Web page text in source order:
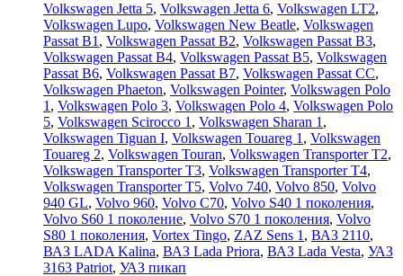
Volkswagen Jetta 5, Volkswagen Jetta 6, Volkswagen LT2,
Volkswagen Lupo, Volkswagen New Beatle, Volkswagen
Passat B1 , Volkswagen Passat B2, Volkswagen Passat B3,
Volkswagen Passat B4, Volkswagen Passat B5, Volkswagen
Passat B6, Volkswagen Passat B7, Volkswagen Passat CC,
Volkswagen Phaeton, Volkswagen Pointer, Volkswagen Polo
1 , Volkswagen Polo 3, Volkswagen Polo 4, Volkswagen Polo
5, Volkswagen Scirocco 1 , Volkswagen Sharan 1 ,
Volkswagen Tiguan I, Volkswagen Touareg 1 , Volkswagen
Touareg 2, Volkswagen Touran, Volkswagen Transporter T2,
Volkswagen Transporter T3, Volkswagen Transporter T4,
Volkswagen Transporter T5, Volvo 740, Volvo 850, Volvo
940 GL, Volvo 960, Volvo C70, Volvo S40 1 поколения,
Volvo S60 1 поколение, Volvo S70 1 поколения, Volvo
S80 1 поколения, Vortex Tingo, ZAZ Sens 1 , ВАЗ 2110,
ВАЗ LADA Kalina, ВАЗ Lada Priora, ВАЗ Lada Vesta, УАЗ
3163 Patriot, УАЗ пикап